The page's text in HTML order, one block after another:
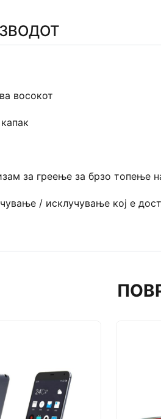
восокот
за греење за брзо топење
/ исклучување кој е